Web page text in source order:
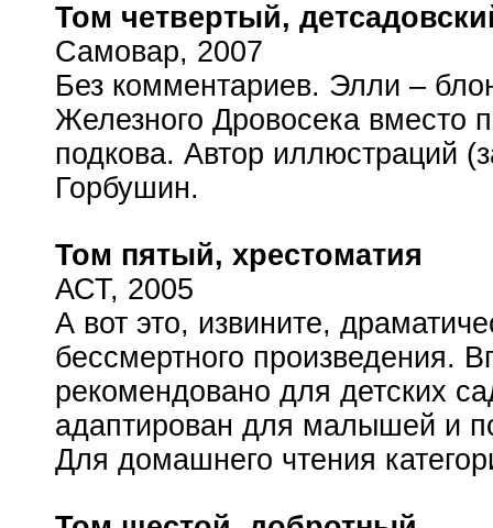
Том четвертый,
Самовар, 2007
Без комментариев. Элли –
Железного Дровосека вместо
подкова. Автор иллюстраций
Горбушин.
Том пятый, хрестоматия
АСТ, 2005
А вот это, извините,
бессмертного произведения.
рекомендовано для детских
адаптирован для малышей и
Для домашнего чтения